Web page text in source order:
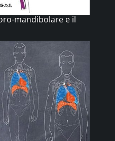
mandibolare e il